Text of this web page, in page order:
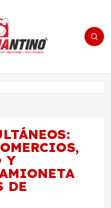
medios/noticias/editorial
Y
DE